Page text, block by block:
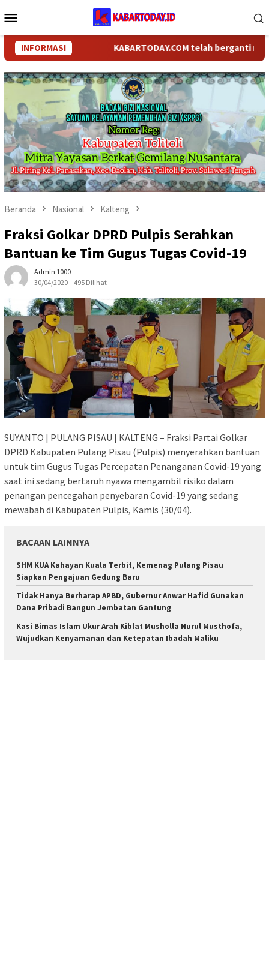
ke
Mobile
INFORMASI KABARTODAY.COM telah berganti
Beranda Nasional Kalteng
Fraksi Golkar DPRD Pulpis Serahkan
Bantuan ke Tim Gugus Tugas Covid-19
Admin 1000
30/04/2020
495 Dilihat
SUYANTO | PULANG PISAU | KALTENG – Fraksi Partai Golkar
DPRD Kabupaten Pulang Pisau (Pulpis) menyerahkan bantuan
untuk tim Gugus Tugas Percepatan Penanganan Covid-19 yang
saat ini sedang bertaruh nyawa mengambil risiko dalam
penangan pencegahan penyebaran Covid-19 yang sedang
mewabah di Kabupaten Pulpis, Kamis (30/04).
BACAAN LAINNYA
SHM KUA Kahayan Kuala Terbit, Kemenag Pulang Pisau
Siapkan Pengajuan Gedung Baru
Tidak Hanya Berharap APBD, Gubernur Anwar Hafid Gunakan
Dana Pribadi Bangun Jembatan Gantung
Kasi Bimas Islam Ukur Arah Kiblat Musholla Nurul Musthofa,
Wujudkan Kenyamanan dan Ketepatan Ibadah Maliku